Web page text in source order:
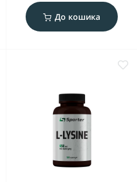
До кошика